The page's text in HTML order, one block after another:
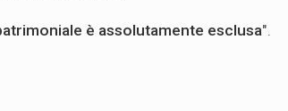
è assolutamente esclusa".